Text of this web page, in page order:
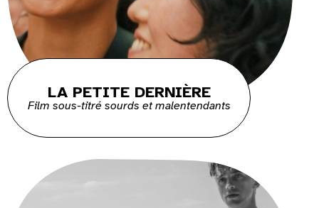
LA PETITE DERNIÈRE
Film sous-titré sourds et malentendants